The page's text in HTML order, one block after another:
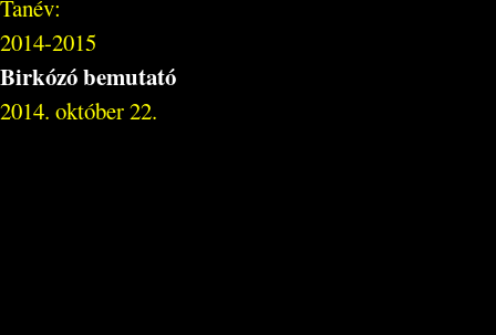
Tanév:
2014-2015
Birkózó bemutató
2014. október 22.